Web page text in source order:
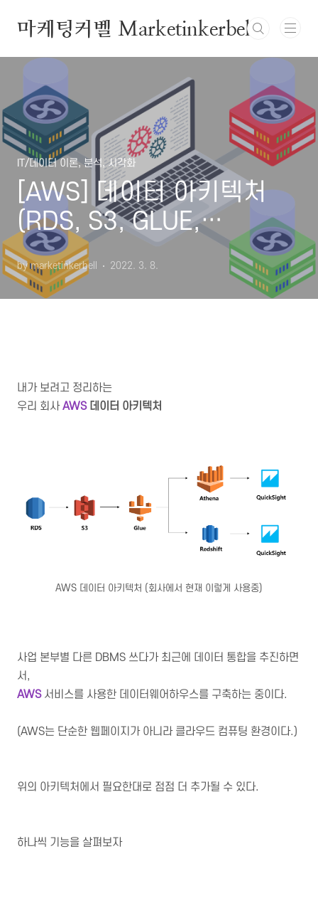
마케팅커벨 Marketinkerbell
IT/데이터 이론, 분석, 시각화
[AWS] 데이터 아키텍처
(RDS, S3, GLUE,
ATHENA, REDSHIFT)
by marketinkerbell 2022. 3. 8.
내가 보려고 정리하는
우리 회사AWS데이터 아키텍처
AWS 데이터 아키텍처 (회사에서 현재 이렇게 사용중)
사업 본부별 다른 DBMS 쓰다가 최근에 데이터 통합을 추진하면
서,
AWS 서비스를 사용한 데이터웨어하우스를 구축하는 중이다.
(AWS는 단순한 웹페이지가 아니라 클라우드 컴퓨팅 환경이다.)
위의 아키텍처에서 필요한대로 점점 더 추가될 수 있다.
하나씩 기능을 살펴보자